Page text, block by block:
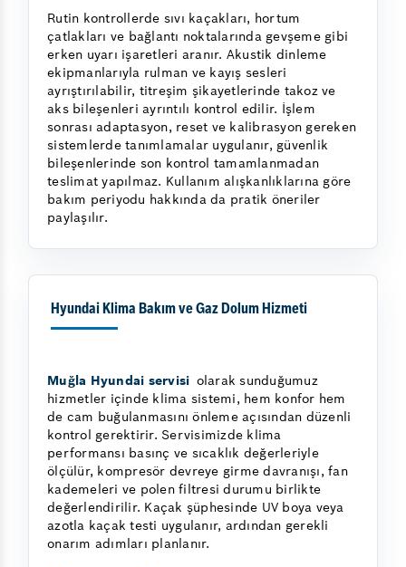
Rutin kontrollerde sıvı kaçakları, hortum
çatlakları ve bağlantı noktalarında gevşeme gibi
erken uyarı işaretleri aranır. Akustik dinleme
ekipmanlarıyla rulman ve kayış sesleri
ayrıştırılabilir, titreşim şikayetlerinde takoz ve
aks bileşenleri ayrıntılı kontrol edilir. İşlem
sonrası adaptasyon, reset ve kalibrasyon gereken
sistemlerde tanımlamalar uygulanır, güvenlik
bileşenlerinde son kontrol tamamlanmadan
teslimat yapılmaz. Kullanım alışkanlıklarına göre
bakım periyodu hakkında da pratik öneriler
paylaşılır.
Hyundai Klima Bakım ve Gaz Dolum Hizmeti
Muğla Hyundai servisi olarak sunduğumuz
hizmetler içinde klima sistemi, hem konfor hem
de cam buğulanmasını önleme açısından düzenli
kontrol gerektirir. Servisimizde klima
performansı basınç ve sıcaklık değerleriyle
ölçülür, kompresör devreye girme davranışı, fan
kademeleri ve polen filtresi durumu birlikte
değerlendirilir. Kaçak şüphesinde UV boya veya
azotla kaçak testi uygulanır, ardından gerekli
onarım adımları planlanır.